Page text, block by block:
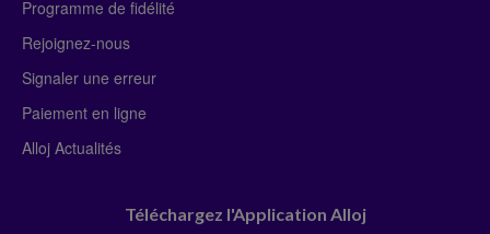
Programme de fidélité
Rejoignez-nous
Signaler une erreur
Paiement en ligne
Alloj Actualités
Téléchargez l'Application Alloj